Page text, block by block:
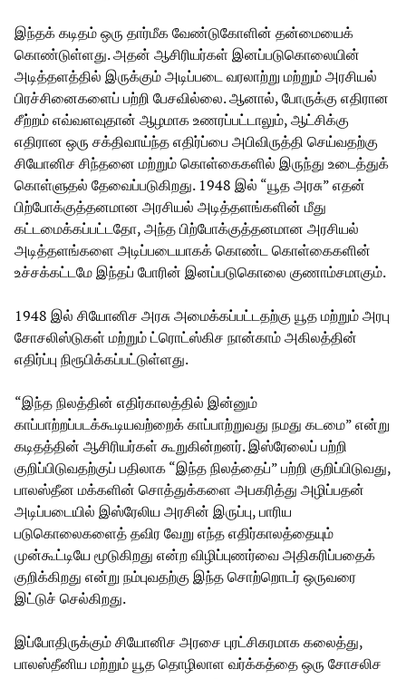
இந்தக் கடிதம் ஒரு தார்மீக வேண்டுகோளின் தன்மையைக்
கொண்டுள்ளது. அதன் ஆசிரியர்கள் இனப்படுகொலையின்
அடித்தளத்தில் இருக்கும் அடிப்படை வரலாற்று மற்றும் அரசியல்
பிரச்சினைகளைப் பற்றி பேசவில்லை. ஆனால், போருக்கு எதிரான
சீற்றம் எவ்வளவுதான் ஆழமாக உணரப்பட்டாலும், ஆட்சிக்கு
எதிரான ஒரு சக்திவாய்ந்த எதிர்ப்பை அபிவிருத்தி செய்வதற்கு
சியோனிச சிந்தனை மற்றும் கொள்கைகளில் இருந்து உடைத்துக்
கொள்ளுதல் தேவைப்படுகிறது. 1948 இல் “யூத அரசு” எதன்
பிற்போக்குத்தனமான அரசியல் அடித்தளங்களின் மீது
கட்டமைக்கப்பட்டதோ, அந்த பிற்போக்குத்தனமான அரசியல்
அடித்தளங்களை அடிப்படையாகக் கொண்ட கொள்கைகளின்
உச்சக்கட்டமே இந்தப் போரின் இனப்படுகொலை குணாம்சமாகும்.
1948 இல் சியோனிச அரசு அமைக்கப்பட்டதற்கு யூத மற்றும் அரபு
சோசலிஸ்டுகள் மற்றும் ட்ரொட்ஸ்கிச நான்காம் அகிலத்தின்
எதிர்ப்பு நிரூபிக்கப்பட்டுள்ளது.
“இந்த நிலத்தின் எதிர்காலத்தில் இன்னும்
காப்பாற்றப்படக்கூடியவற்றைக் காப்பாற்றுவது நமது கடமை” என்று
கடிதத்தின் ஆசிரியர்கள் கூறுகின்றனர். இஸ்ரேலைப் பற்றி
குறிப்பிடுவதற்குப் பதிலாக “இந்த நிலத்தைப்” பற்றி குறிப்பிடுவது,
பாலஸ்தீன மக்களின் சொத்துக்களை அபகரித்து அழிப்பதன்
அடிப்படையில் இஸ்ரேலிய அரசின் இருப்பு, பாரிய
படுகொலைகளைத் தவிர வேறு எந்த எதிர்காலத்தையும்
முன்கூட்டியே மூடுகிறது என்ற விழிப்புணர்வை அதிகரிப்பதைக்
குறிக்கிறது என்று நம்புவதற்கு இந்த சொற்றொடர் ஒருவரை
இட்டுச் செல்கிறது.
இப்போதிருக்கும் சியோனிச அரசை புரட்சிகரமாக கலைத்து,
பாலஸ்தீனிய மற்றும் யூத தொழிலாள வர்க்கத்தை ஒரு சோசலிச